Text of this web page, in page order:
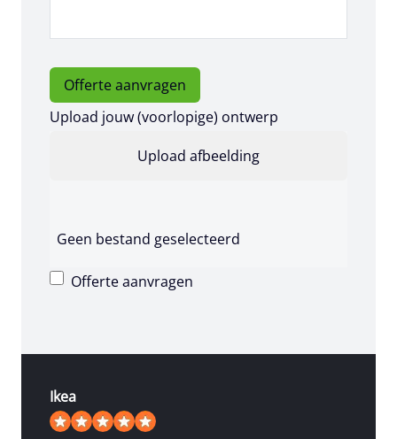
Offerte aanvragen
Upload jouw (voorlopige) ontwerp
Geen bestand geselecteerd
Offerte aanvragen
Ikea